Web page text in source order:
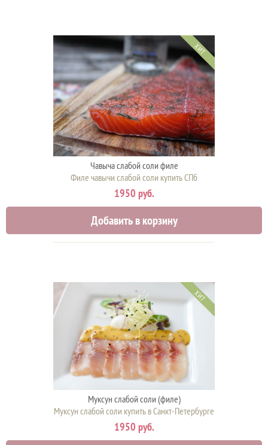
ХИТ
Чавыча слабой соли филе
Филе чавычи слабой соли купить СПб
1950 руб.
Добавить в корзину
ХИТ
Муксун слабой соли (филе)
Муксун слабой соли купить в Санкт-Петербурге
1950 руб.